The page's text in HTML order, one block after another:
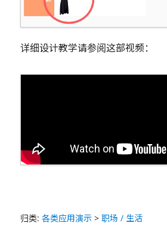
详细设计教学请参阅这部视频：
归类: 各类应用演示> 职场 / 生活